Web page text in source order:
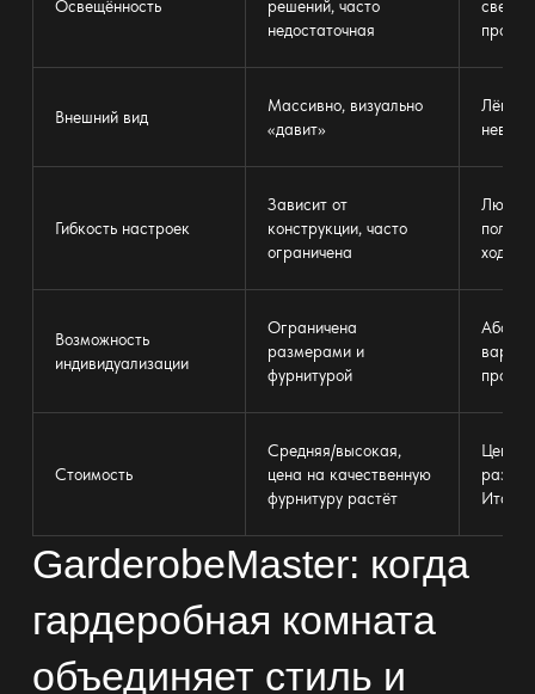
Освещённость
решений, часто
недостаточная
свет
Внешний вид
Массивно, визуально
«давит»
Гибкость настроек
Зависит от
конструкции, часто
ограничена
Любая
полок,
ходу
Возможность
индивидуализации
Ограничена
размерами и
фурнитурой
Стоимость
Средняя/высокая,
цена на качественную
фурнитуру растёт
Цена в
раза
Италии
GarderobeMaster: когда
гардеробная комната
объединяет стиль и